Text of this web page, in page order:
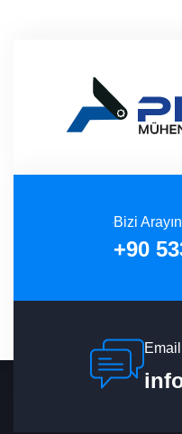
Bizi Arayın
+90
Email